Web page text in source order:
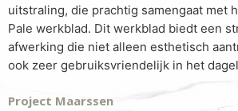
uitstraling, die prachtig samengaat met
Pale werkblad. Dit werkblad biedt een
afwerking die niet alleen esthetisch
ook zeer gebruiksvriendelijk in het
Project Maarssen